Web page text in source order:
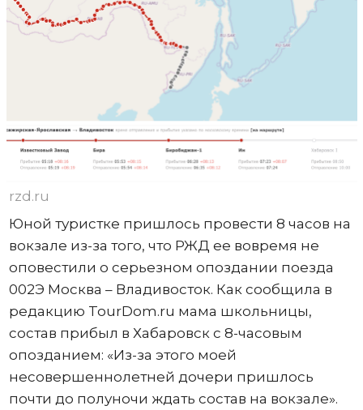
rzd.ru
Юной туристке пришлось провести 8 часов на
вокзале из-за того, что РЖД ее вовремя не
оповестили о серьезном опоздании поезда
002Э Москва – Владивосток. Как сообщила в
редакцию TourDom.ru мама школьницы,
состав прибыл в Хабаровск с 8-часовым
опозданием: «Из-за этого моей
несовершеннолетней дочери пришлось
почти до полуночи ждать состав на вокзале».